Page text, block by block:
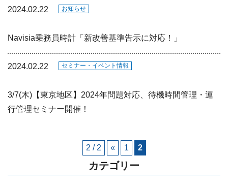
2024.02.22 お知らせ
Navisia乗務員時計「新改善基準告示に対応！」
2024.02.22 セミナー・イベント情報
3/7(木)【東京地区】2024年問題対応、待機時間管理・運
行管理セミナー開催！
2 / 2 « 1 2
カテゴリー